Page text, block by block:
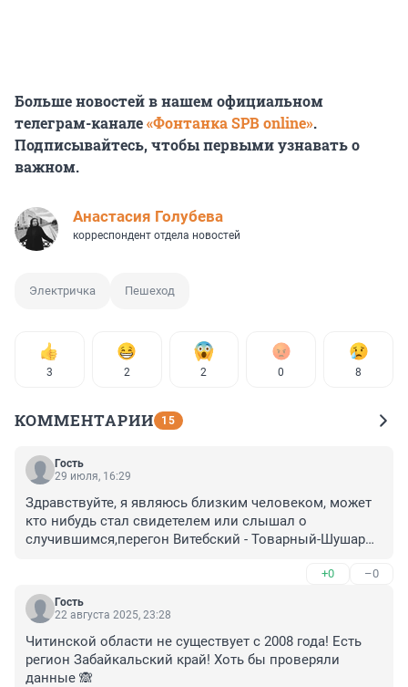
Больше новостей в нашем официальном
телеграм-канале«Фонтанка SPB online».
Подписывайтесь, чтобы первыми узнавать о
важном.
Анастасия Голубева
корреспондент отдела новостей
Электричка Пешеход
3 2 2 0 8
КОММЕНТАРИИ 15
Гость
29 июля, 16:29
Здравствуйте, я являюсь близким человеком, может
кто нибудь стал свидетелем или слышал о
случившимся,перегон Витебский - Товарный-Шушары
вид мужчина 46 - 48 лет, одет был джинсы синие,
тёмная куртка или ветровка, чёрный рюкзак. Дата
происшествия 28 - августа 2025 года
+0 –0
Гость
22 августа 2025, 23:28
Читинской области не существует с 2008 года! Есть
регион Забайкальский край! Хоть бы проверяли
данные 🙈